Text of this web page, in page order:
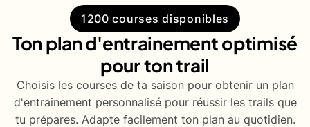
1200 courses disponibles
Ton plan d'entrainement optimisé
pour ton trail
Choisis les courses de ta saison pour obtenir un plan
d'entrainement personnalisé pour réussir les trails que
tu prépares. Adapte facilement ton plan au quotidien.